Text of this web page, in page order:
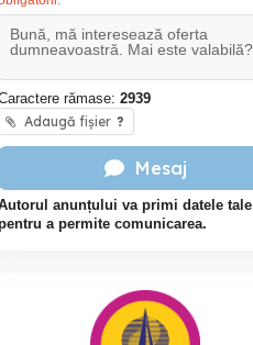
rămase: 2939
Adaugă fișier ?
Mesaj
anunțului va primi datele tale
a permite comunicarea.